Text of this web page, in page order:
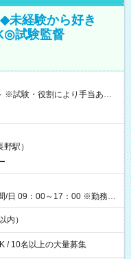
未経験から好き
試験監督
（前払い）オプションあ
1週間ほどで給与の一部を受け
（休憩1時間） 時給1,300円
当日の役割により時給＋100
（休憩なし） 時給1,300
円＋交通費 【試用期
駅）
/日 09：00～17：00 ※勤務時
内）
/ 10名以上の大量募集